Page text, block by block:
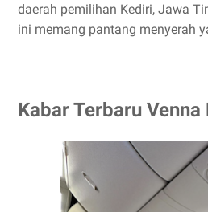
daerah pemilihan Kediri, Jawa
ini memang pantang menyerah
Kabar Terbaru Venna